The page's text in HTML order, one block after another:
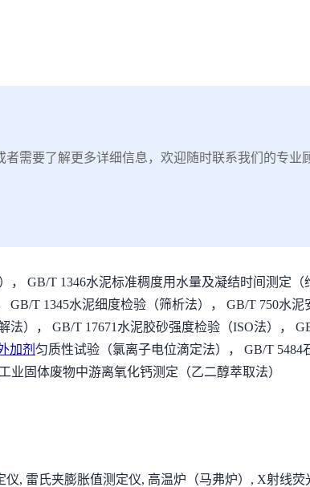
需要了解更多详细信息，欢迎随时联系我们的专业
， GB/T 1346水泥标准稠度用水量及凝结时间测定
T 1345水泥细度检验（筛析法）， GB/T 750水
）， GB/T 17671水泥胶砂强度检验（ISO法），
加剂 匀质性试验（氯离子电位滴定法）， GB/T 5484
业固体废物中游离氧化钙测定（乙二醇萃取法）
, 雷氏夹膨胀值测定仪, 高温炉（马弗炉）, X射线